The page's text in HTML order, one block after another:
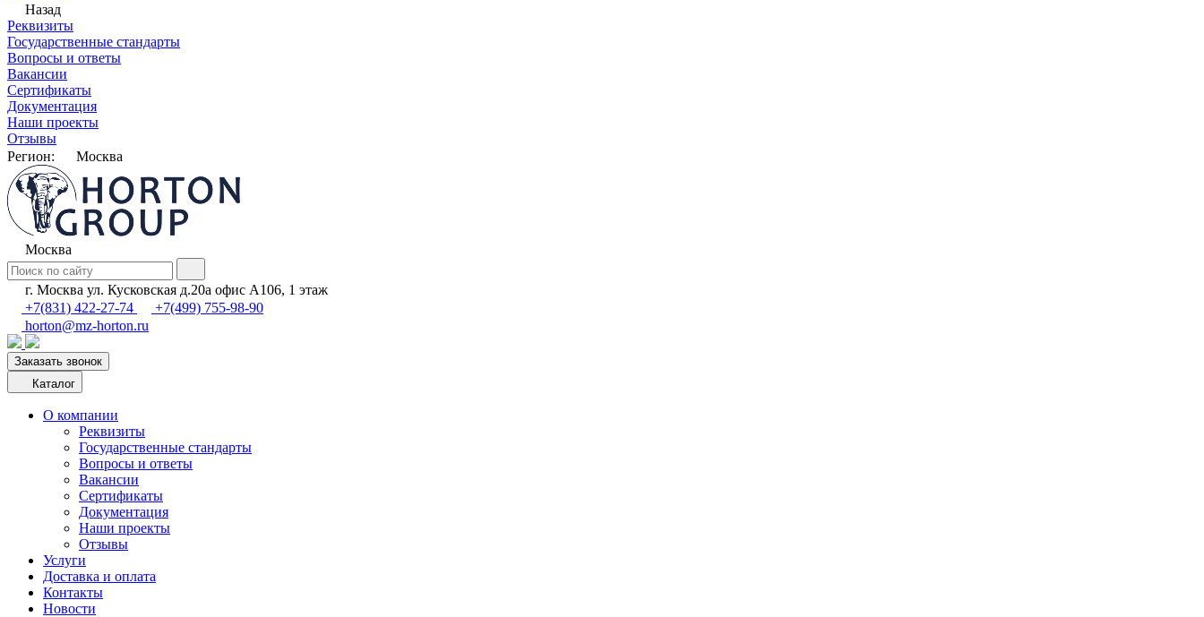
Назад
Реквизиты
Государственные стандарты
Вопросы и ответы
Вакансии
Сертификаты
Документация
Наши проекты
Отзывы
Регион:
Москва
Москва
г. Москва ул. Кусковская д.20а офис А106, 1 этаж
+7(831) 422-27-74
+7(499) 755-98-90
horton@mz-horton.ru
Заказать звонок
Каталог
О компании
Реквизиты
Государственные стандарты
Вопросы и ответы
Вакансии
Сертификаты
Документация
Наши проекты
Отзывы
Услуги
Доставка и оплата
Контакты
Новости